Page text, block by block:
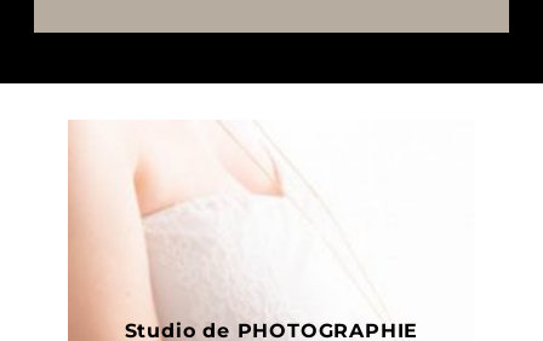
Studio de PHOTOGRAPHIE